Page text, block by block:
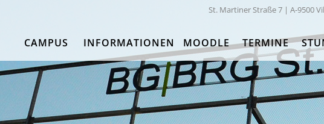
St. Martiner Straße 7 | A-9500
CAMPUS INFORMATIONEN MOODLE TERMINE